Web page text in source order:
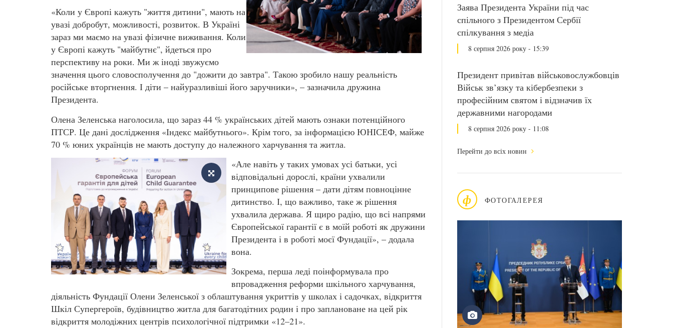
Заява Президента України під час
спільного з Президентом Сербії
спілкування з медіа
8 серпня 2026 року - 15:39
Президент привітав військовослужбовців
Військ зв’язку та кібербезпеки з
професійним святом і відзначив їх
державними нагородами
8 серпня 2026 року - 11:08
Перейти до всіх новин
ф ФОТОГАЛЕРЕЯ
«Коли у Європі кажуть "життя дитини", мають на
увазі добробут, можливості, розвиток. В Україні
зараз ми маємо на увазі фізичне виживання. Коли
у Європі кажуть "майбутнє", йдеться про
перспективу на роки. Ми ж іноді звужуємо
значення цього словосполучення до "дожити до завтра". Такою зробило нашу реальність
російське вторгнення. І діти – найуразливіші його заручники», – зазначила дружина
Президента.
Олена Зеленська наголосила, що зараз 44 % українських дітей мають ознаки потенційного
ПТСР. Це дані дослідження «Індекс майбутнього». Крім того, за інформацією ЮНІСЕФ, майже
70 % юних українців не мають доступу до належного харчування та житла.
«Але навіть у таких умовах усі батьки, усі
відповідальні дорослі, країни ухвалили
принципове рішення – дати дітям повноцінне
дитинство. І, що важливо, таке ж рішення
ухвалила держава. Я щиро радію, що всі напрями
Європейської гарантії є в моїй роботі як дружини
Президента і в роботі моєї Фундації», – додала
вона.
Зокрема, перша леді поінформувала про
впровадження реформи шкільного харчування,
діяльність Фундації Олени Зеленської з облаштування укриттів у школах і садочках, відкриття
Шкіл Супергероїв, будівництво житла для багатодітних родин і про заплановане на цей рік
відкриття молодіжних центрів психологічної підтримки «12–21».